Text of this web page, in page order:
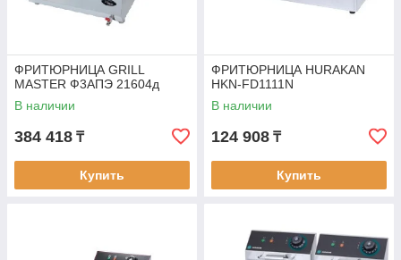
ФРИТЮРНИЦА GRILL
MASTER Ф3АПЭ 21604д
В наличии
384 418 ₸
Купить
ФРИТЮРНИЦА HURAKAN
HKN-FD1111N
В наличии
124 908 ₸
Купить